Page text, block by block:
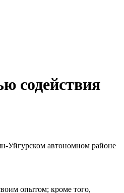
содействия
Уйгурском автономном районе
опытом; кроме того,